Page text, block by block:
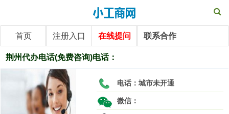
首页 注册入口 在线提问 联系合作
荆州代办电话(免费咨询)电话：
电话：城市未开通
微信：